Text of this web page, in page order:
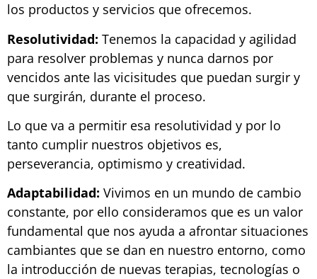
los productos y servicios que ofrecemos.
Resolutividad: Tenemos la capacidad y agilidad
para resolver problemas y nunca darnos por
vencidos ante las vicisitudes que puedan surgir y
que surgirán, durante el proceso.
Lo que va a permitir esa resolutividad y por lo
tanto cumplir nuestros objetivos es,
perseverancia, optimismo y creatividad.
Adaptabilidad: Vivimos en un mundo de cambio
constante, por ello consideramos que es un valor
fundamental que nos ayuda a afrontar situaciones
cambiantes que se dan en nuestro entorno, como
la introducción de nuevas terapias, tecnologías o